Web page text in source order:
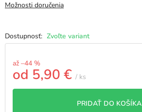
Zvoľte variant
Možnosti doručenia
až –44 %
od 5,90 € / ks
Jednotková
PRIDAŤ DO KOŠÍKA